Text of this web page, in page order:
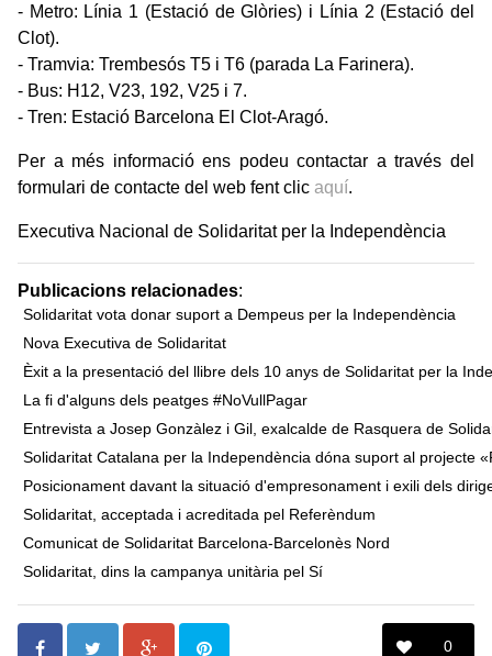
- Metro: Línia 1 (Estació de Glòries) i Línia 2 (Estació del
Clot).
- Tramvia: Trembesós T5 i T6 (parada La Farinera).
- Bus: H12, V23, 192, V25 i 7.
- Tren: Estació Barcelona El Clot-Aragó.
Per a més informació ens podeu contactar a través del
formulari de contacte del web fent clic aquí.
Executiva Nacional de Solidaritat per la Independència
Publicacions relacionades:
Solidaritat vota donar suport a Dempeus per la Independència
Nova Executiva de Solidaritat
Èxit a la presentació del llibre dels 10 anys de Solidaritat per la
La fi d'alguns dels peatges #NoVullPagar
Entrevista a Josep Gonzàlez i Gil, exalcalde de Rasquera de
Solidaritat Catalana per la Independència dóna suport al projecte
Posicionament davant la situació d'empresonament i exili dels
Solidaritat, acceptada i acreditada pel Referèndum
Comunicat de Solidaritat Barcelona-Barcelonès Nord
Solidaritat, dins la campanya unitària pel Sí
0